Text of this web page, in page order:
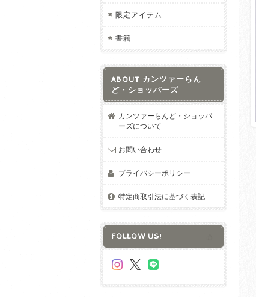
限定アイテム
書籍
ABOUT カンツァーらん
ど・ショッパーズ
カンツァーらんど・ショッパ
ーズについて
お問い合わせ
プライバシーポリシー
特定商取引法に基づく表記
FOLLOW US!